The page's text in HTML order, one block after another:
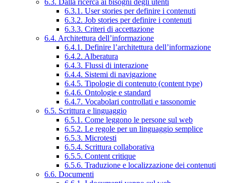
6.3. Dalla ricerca ai bisogni degli utenti
6.3.1. User stories per definire i contenuti
6.3.2. Job stories per definire i contenuti
6.3.3. Criteri di accettazione
6.4. Architettura dell’informazione
6.4.1. Definire l’architettura dell’informazione
6.4.2. Alberatura
6.4.3. Flussi di interazione
6.4.4. Sistemi di navigazione
6.4.5. Tipologie di contenuto (content type)
6.4.6. Ontologie e standard
6.4.7. Vocabolari controllati e tassonomie
6.5. Scrittura e linguaggio
6.5.1. Come leggono le persone sul web
6.5.2. Le regole per un linguaggio semplice
6.5.3. Microtesti
6.5.4. Scrittura collaborativa
6.5.5. Content critique
6.5.6. Traduzione e localizzazione dei contenuti
6.6. Documenti